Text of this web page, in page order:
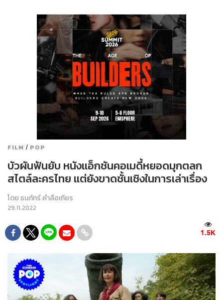
FILM / POP
บัวผันฟันยับ หนังแอ็กชันคอเมดี้หยอดมุกตลก
สไตล์ละครไทย แต่ยังขาดชั้นเชิงในการเล่าเรื่อง
โดย ธนภัทร์ คำลือเกียร
29.11.2022
1.5K